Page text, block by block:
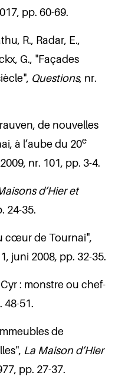
pp. 60-69.
R., Radar, E.,
G., "Façades
Questions, nr.
de nouvelles
à l’aube du 20e
nr. 101, pp. 3-4.
d’Hier et
24-35.
cœur de Tournai",
juni 2008, pp. 32-35.
: monstre ou chef-
48-51.
de
La Maison d’Hier
pp. 27-37.